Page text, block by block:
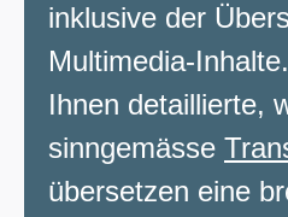
inklusive der
Multimedia-
Ihnen detaillierte,
sinngemässe
übersetzen eine